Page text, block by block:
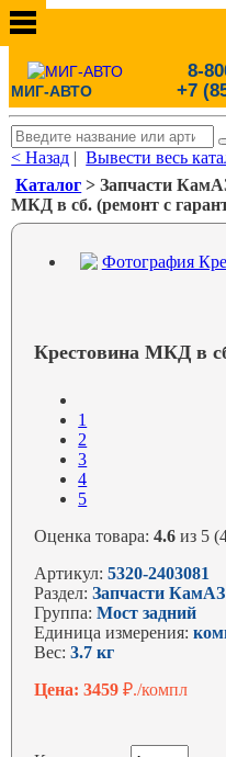
МИГ-АВТО
8-
+7
< Назад |Вывести весь
Каталог > Запчасти
МКД в сб. (ремонт с
Крестовина МКД в
1
2
3
4
5
Оценка товара:4.6 из 5
Артикул:5320-2403081
Раздел:Запчасти КамАЗ
Группа:Мост задний
Единица измерения:
Вес:3.7 кг
Цена: 3459₽./компл